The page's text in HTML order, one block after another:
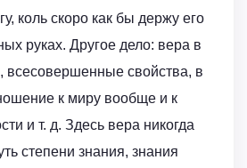
коль скоро как бы держу его
руках. Другое дело: вера в
всесовершенные свойства, в
к миру вообще и к
и т. д. Здесь вера никогда
степени знания, знания